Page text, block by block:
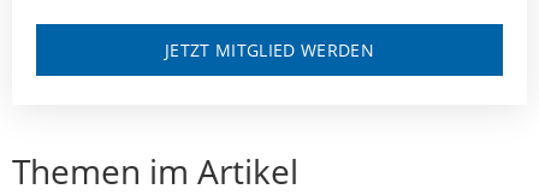
JETZT MITGLIED WERDEN
Themen im Artikel